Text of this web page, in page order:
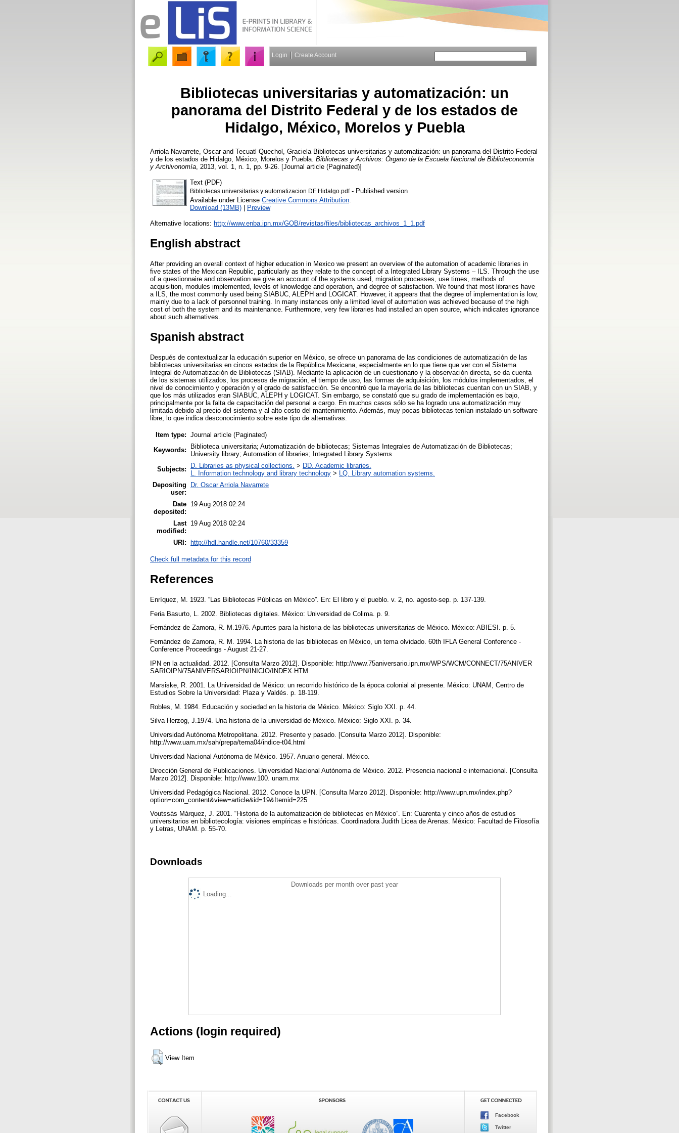
Login Create Account
Bibliotecas universitarias y automatización: un
panorama del Distrito Federal y de los estados de
Hidalgo, México, Morelos y Puebla
Arriola Navarrete, Oscarand Tecuatl Quechol, Graciela Bibliotecas universitarias y automatización: un panorama del Distrito Federal
y de los estados de Hidalgo, México, Morelos y Puebla. Bibliotecas y Archivos: Órgano de la Escuela Nacional de Biblioteconomía
y Archivonomía , 2013, vol. 1, n. 1, pp. 9-26. [Journal article (Paginated)]
Text (PDF)
Bibliotecas universitarias y automatizacion DF Hidalgo.pdf- Published version
Available under License Creative Commons Attribution
Download (13MB) | Preview
Alternative locations: http://www.enba.ipn.mx/GOB/revistas/files/bibliotecas_archivos_1_1.pdf
English abstract
After providing an overall context of higher education in Mexico we present an overview of the automation of academic libraries in
five states of the Mexican Republic, particularly as they relate to the concept of a Integrated Library Systems – ILS. Through the use
of a questionnaire and observation we give an account of the systems used, migration processes, use times, methods of
acquisition, modules implemented, levels of knowledge and operation, and degree of satisfaction. We found that most libraries have
a ILS, the most commonly used being SIABUC, ALEPH and LOGICAT. However, it appears that the degree of implementation is low,
mainly due to a lack of personnel training. In many instances only a limited level of automation was achieved because of the high
cost of both the system and its maintenance. Furthermore, very few libraries had installed an open source, which indicates ignorance
about such alternatives.
Spanish abstract
Después de contextualizar la educación superior en México, se ofrece un panorama de las condiciones de automatización de las
bibliotecas universitarias en cincos estados de la República Mexicana, especialmente en lo que tiene que ver con el Sistema
Integral de Automatización de Bibliotecas (SIAB). Mediante la aplicación de un cuestionario y la observación directa, se da cuenta
de los sistemas utilizados, los procesos de migración, el tiempo de uso, las formas de adquisición, los módulos implementados, el
nivel de conocimiento y operación y el grado de satisfacción. Se encontró que la mayoría de las bibliotecas cuentan con un SIAB, y
que los más utilizados eran SIABUC, ALEPH y LOGICAT. Sin embargo, se constató que su grado de implementación es bajo,
principalmente por la falta de capacitación del personal a cargo. En muchos casos sólo se ha logrado una automatización muy
limitada debido al precio del sistema y al alto costo del mantenimiento. Además, muy pocas bibliotecas tenían instalado un software
libre, lo que indica desconocimiento sobre este tipo de alternativas.
Item type: Journal article (Paginated)
Keywords:
Biblioteca universitaria; Automatización de bibliotecas; Sistemas Integrales de Automatización de Bibliotecas;
University library; Automation of libraries; Integrated Library Systems
Subjects:
D. Libraries as physical collections. > DD. Academic libraries.
L. Information technology and library technology >
LQ. Library automation systems.
Depositing
user:
Dr. Oscar Arriola Navarrete
Date
deposited:
19 Aug 2018 02:24
Last
modified:
19 Aug 2018 02:24
URI: http://hdl.handle.net/10760/33359
Check full metadata for this record
References
Enríquez, M. 1923. “Las Bibliotecas Públicas en México”. En: El libro y el pueblo. v. 2, no. agosto-sep. p. 137-139.
Feria Basurto, L. 2002. Bibliotecas digitales. México: Universidad de Colima. p. 9.
Fernández de Zamora, R. M.1976. Apuntes para la historia de las bibliotecas universitarias de México. México: ABIESI. p. 5.
Fernández de Zamora, R. M. 1994. La historia de las bibliotecas en México, un tema olvidado. 60th IFLA General Conference -
Conference Proceedings - August 21-27.
IPN en la actualidad. 2012. [Consulta Marzo 2012]. Disponible: http://www.75aniversario.ipn.mx/WPS/WCM/CONNECT/75ANIVER
SARIOIPN/75ANIVERSARIOIPN/INICIO/INDEX.HTM
Marsiske, R. 2001. La Universidad de México: un recorrido histórico de la época colonial al presente. México: UNAM, Centro de
Estudios Sobre la Universidad: Plaza y Valdés. p. 18-119.
Robles, M. 1984. Educación y sociedad en la historia de México. México: Siglo XXI. p. 44.
Silva Herzog, J.1974. Una historia de la universidad de México. México: Siglo XXI. p. 34.
Universidad Autónoma Metropolitana. 2012. Presente y pasado. [Consulta Marzo 2012]. Disponible:
http://www.uam.mx/sah/prepa/tema04/indice-t04.html
Universidad Nacional Autónoma de México. 1957. Anuario general. México.
Dirección General de Publicaciones. Universidad Nacional Autónoma de México. 2012. Presencia nacional e internacional. [Consulta
Marzo 2012]. Disponible: http://www.100. unam.mx
Universidad Pedagógica Nacional. 2012. Conoce la UPN. [Consulta Marzo 2012]. Disponible: http://www.upn.mx/index.php?
option=com_content&view=article&id=19&Itemid=225
Voutssás Márquez, J. 2001. “Historia de la automatización de bibliotecas en México”. En: Cuarenta y cinco años de estudios
universitarios en bibliotecología: visiones empíricas e históricas. Coordinadora Judith Licea de Arenas. México: Facultad de Filosofía
y Letras, UNAM. p. 55-70.
Downloads
Downloads per month over past year
Loading...
Actions (login required)
View Item
Facebook
Twitter